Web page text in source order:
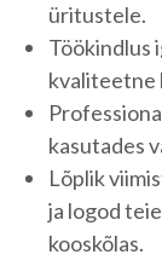
üritustele.
Töökindlus
kvaliteetne
kasutades
Lõplik
ja logod
kooskõlas.